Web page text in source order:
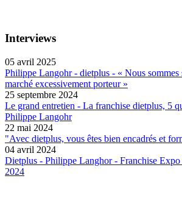
Interviews
05 avril 2025
Philippe Langohr - dietplus - « Nous sommes
marché excessivement porteur »
25 septembre 2024
Le grand entretien - La franchise dietplus, 5
Philippe Langohr
22 mai 2024
"Avec dietplus, vous êtes bien encadrés et
04 avril 2024
Dietplus - Philippe Langhor - Franchise Expo
2024